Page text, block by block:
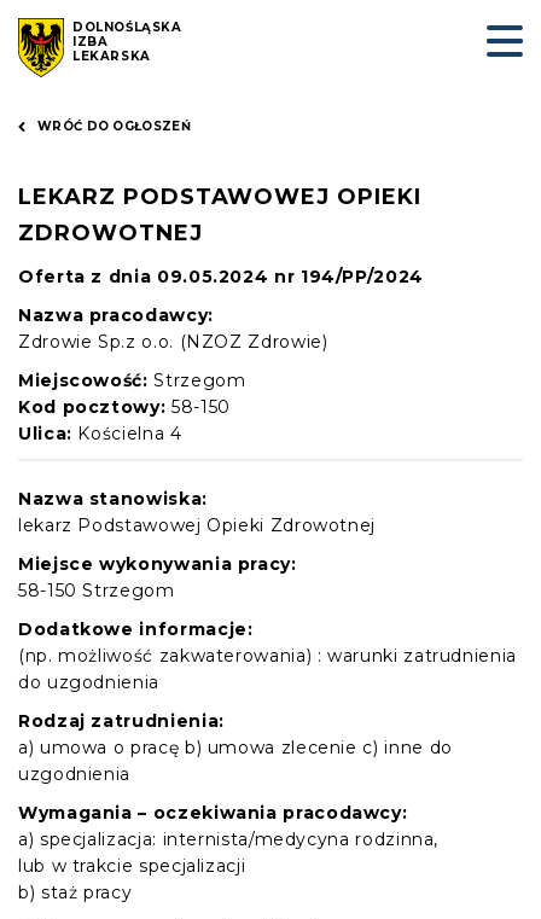
DOLNOŚLĄSKA
IZBA
LEKARSKA
WRÓĆ DO OGŁOSZEŃ
LEKARZ PODSTAWOWEJ OPIEKI
ZDROWOTNEJ
Oferta z dnia 09.05.2024 nr 194/PP/2024
Nazwa pracodawcy:
Zdrowie Sp.z o.o. (NZOZ Zdrowie)
Miejscowość: Strzegom
Kod pocztowy: 58-150
Ulica: Kościelna 4
Nazwa stanowiska:
lekarz Podstawowej Opieki Zdrowotnej
Miejsce wykonywania pracy:
58-150 Strzegom
Dodatkowe informacje:
(np. możliwość zakwaterowania) : warunki zatrudnienia
do uzgodnienia
Rodzaj zatrudnienia:
a) umowa o pracę b) umowa zlecenie c) inne do
uzgodnienia
Wymagania – oczekiwania pracodawcy:
a) specjalizacja: internista/medycyna rodzinna,
lub w trakcie specjalizacji
b) staż pracy